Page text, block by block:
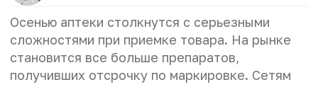
Осенью аптеки столкнутся с серьезными
сложностями при приемке товара. На рынке
становится все больше препаратов,
получивших отсрочку по маркировке. Сетям